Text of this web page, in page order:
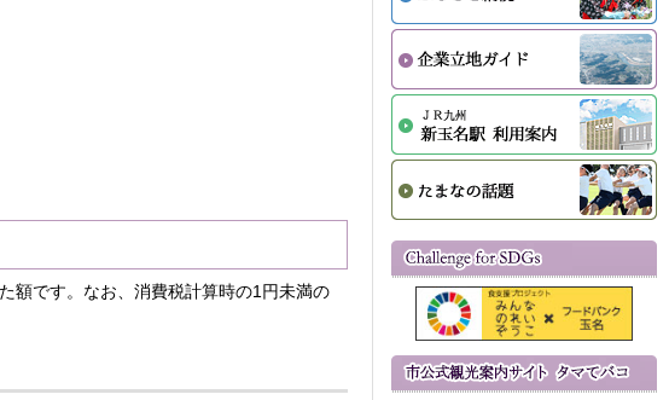
額です。なお、消費税計算時の1円未満の